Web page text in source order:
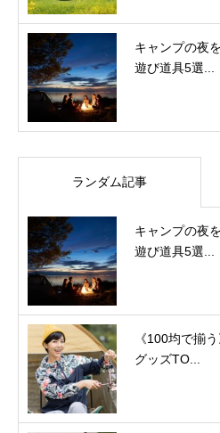
キャンプの夜
遊び道具5選...
ランダム記事
キャンプの夜
遊び道具5選...
《100均で揃
グッズTO...